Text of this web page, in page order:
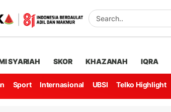
SYARIAH SKOR KHAZANAH IQRA
Sport Internasional UBSI Telko Highlight